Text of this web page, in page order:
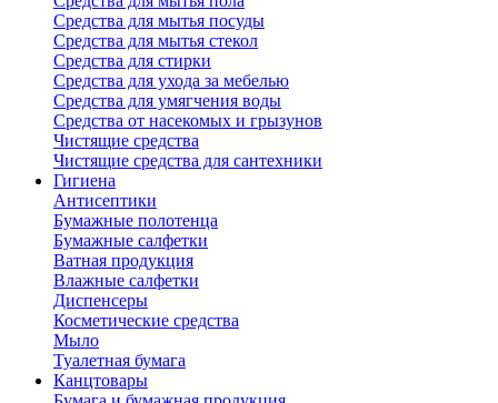
Средства для мытья посуды
Средства для мытья стекол
Средства для стирки
Средства для ухода за мебелью
Средства для умягчения воды
Средства от насекомых и грызунов
Чистящие средства
Чистящие средства для сантехники
Гигиена
Антисептики
Бумажные полотенца
Бумажные салфетки
Ватная продукция
Влажные салфетки
Диспенсеры
Косметические средства
Мыло
Туалетная бумага
Канцтовары